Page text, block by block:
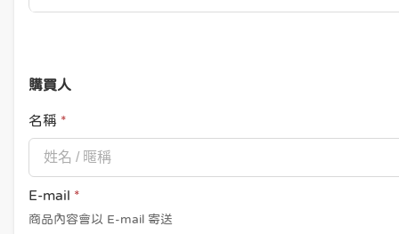
購買人
名稱 *
E-mail *
商品內容會以 E-mail 寄送